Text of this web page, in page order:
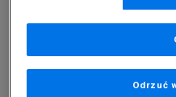
Wybierz rozmiar
Odrzuć